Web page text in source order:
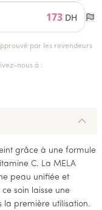
173 DH
par les revendeurs
nous à :
grâce à une formule
C. La MELA
peau unifiée et
soin laisse une
la première utilisation.